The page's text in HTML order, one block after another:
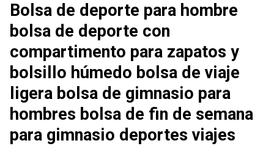
Bolsa de deporte para hombre
bolsa de deporte con
compartimento para zapatos y
bolsillo húmedo bolsa de viaje
ligera bolsa de gimnasio para
hombres bolsa de fin de semana
para gimnasio deportes viajes